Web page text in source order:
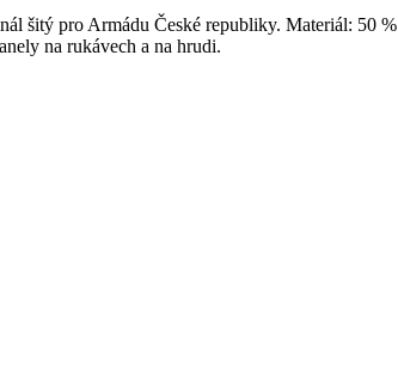
šitý pro Armádu České republiky. Materiál: 50 %
na rukávech a na hrudi.